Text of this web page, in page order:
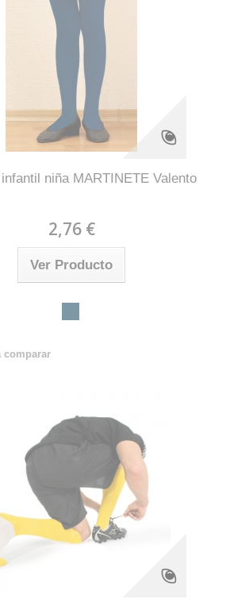
niña MARTINETE Valento
2,76 €
Ver Producto
comparar